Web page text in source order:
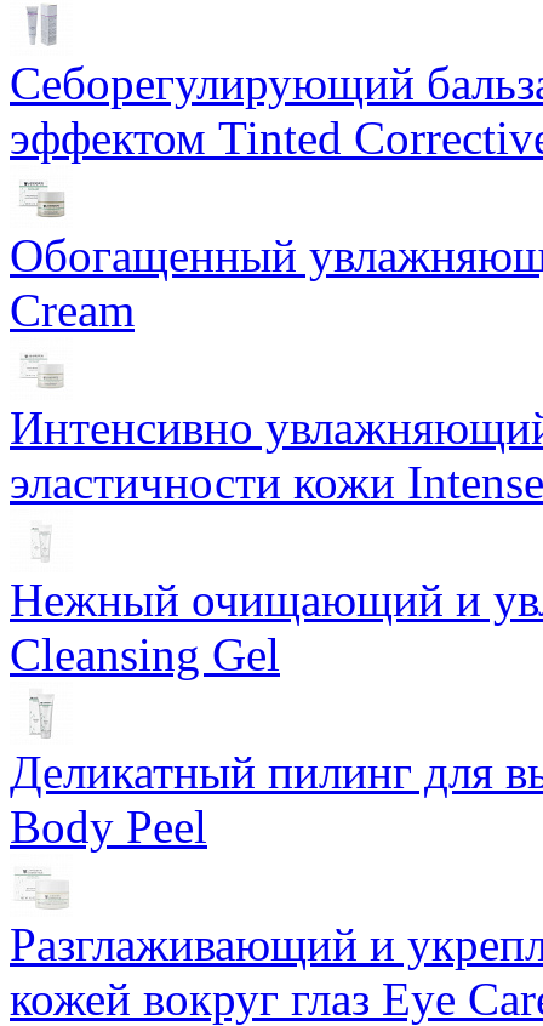
Себорегулирующий
эффектом Tinted
Обогащенный
Cream
Интенсивно
эластичности кожи
Нежный очищающий и
Cleansing Gel
Деликатный пилинг для
Body Peel
Разглаживающий и
кожей вокруг глаз Eye